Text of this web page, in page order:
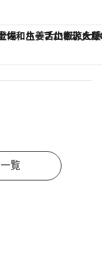
も涼を呼ぶ郷土の味 【夏限定ディナーコース】旬を
覧